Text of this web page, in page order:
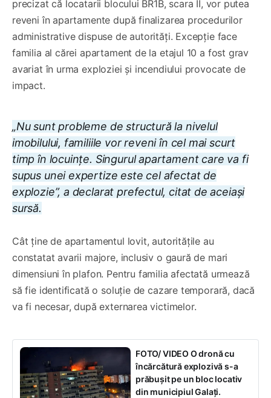
precizat că locatarii blocului BR1B, scara II, vor putea
reveni în apartamente după finalizarea procedurilor
administrative dispuse de autorități. Excepție face
familia al cărei apartament de la etajul 10 a fost grav
avariat în urma exploziei și incendiului provocate de
impact.
„Nu sunt probleme de structură la nivelul
imobilului, familiile vor reveni în cel mai scurt
timp în locuințe. Singurul apartament care va fi
supus unei expertize este cel afectat de
explozie”, a declarat prefectul, citat de aceiași
sursă.
Cât ține de apartamentul lovit, autoritățile au
constatat avarii majore, inclusiv o gaură de mari
dimensiuni în plafon. Pentru familia afectată urmează
să fie identificată o soluție de cazare temporară, dacă
va fi necesar, după externarea victimelor.
FOTO/ VIDEO O dronă cu
încărcătură explozivă s-a
prăbușit pe un bloc locativ
din municipiul Galați.